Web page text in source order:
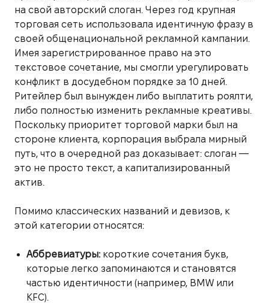
на свой авторский слоган. Через год крупная
торговая сеть использовала идентичную фразу в
своей общенациональной рекламной кампании.
Имея зарегистрированное право на это
текстовое сочетание, мы смогли урегулировать
конфликт в досудебном порядке за 10 дней.
Ритейлер был вынужден либо выплатить роялти,
либо полностью изменить рекламные креативы.
Поскольку приоритет торговой марки был на
стороне клиента, корпорация выбрала мирный
путь, что в очередной раз доказывает: слоган —
это не просто текст, а капитализированный
актив.
Помимо классических названий и девизов, к
этой категории относятся:
Аббревиатуры:короткие сочетания букв,
которые легко запоминаются и становятся
частью идентичности (например, BMW или
KFC).